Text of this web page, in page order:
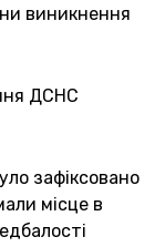
виникнення
ДСНС
зафіксовано
місце в